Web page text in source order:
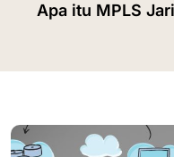
Apa itu MPLS